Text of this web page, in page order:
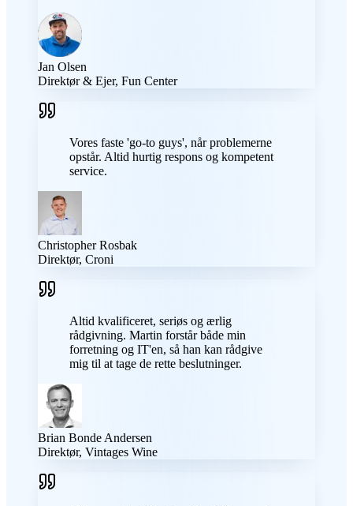
Jan Olsen
Direktør & Ejer, Fun Center
Vores faste 'go-to guys', når problemerne
opstår. Altid hurtig respons og kompetent
service.
Christopher Rosbak
Direktør, Croni
Altid kvalificeret, seriøs og ærlig
rådgivning. Martin forstår både min
forretning og IT'en, så han kan rådgive
mig til at tage de rette beslutninger.
Brian Bonde Andersen
Direktør, Vintages Wine